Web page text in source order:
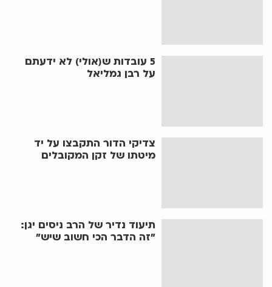
5 עובדות ש(אולי) לא ידעתם
על רבן גמליאל
צדיקי הדור התקבצו על יד
מיטתו של זקן המקובלים
תיעוד נדיר של הרב ניסים יגן:
"זה הדבר הכי חשוב שיש"